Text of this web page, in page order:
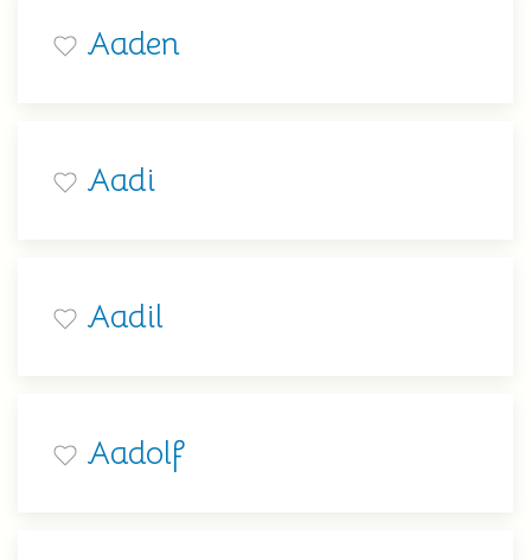
Aaden
Aadi
Aadil
Aadolf